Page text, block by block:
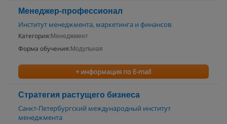
Менеджер-профессионал
Институт менеджмента, маркетинга и финансов
Категория: Менеджмент
Форма обучения: Модульная
+ информация по E-mail
Стратегия растущего бизнеса
Санкт-Петербургский международный институт
менеджмента